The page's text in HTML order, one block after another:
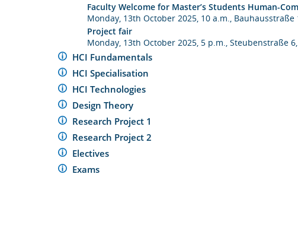
Faculty Welcome for Master’s Students Human-
Monday, 13th October 2025, 10 a.m.,
Project fair
Monday, 13th October 2025, 5 p.m., Steubenstraße
HCI Fundamentals
HCI Specialisation
HCI Technologies
Design Theory
Research Project 1
Research Project 2
Electives
Exams